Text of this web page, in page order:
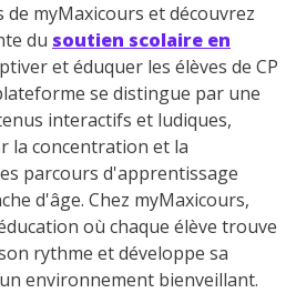
myMaxicours et découvrez
du soutien scolaire en
et éduquer les élèves de CP
se distingue par une
interactifs et ludiques,
la concentration et la
parcours d'apprentissage
d'âge. Chez myMaxicours,
où chaque élève trouve
rythme et développe sa
environnement bienveillant.